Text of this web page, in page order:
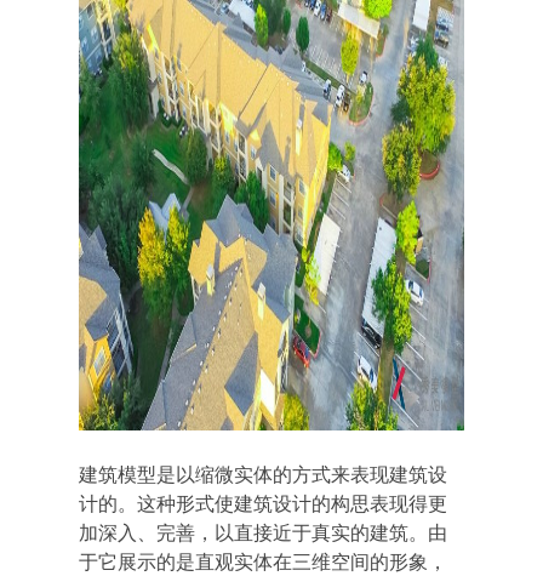
建筑模型是以缩微实体的方式来表现建筑设
计的。这种形式使建筑设计的构思表现得更
加深入、完善，以直接近于真实的建筑。由
于它展示的是直观实体在三维空间的形象，